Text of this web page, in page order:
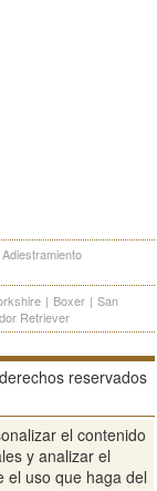
Adiestramiento
| Boxer | San
Retriever
reservados
Legal
Política de
| Condiciones de uso
el contenido
y analizar el
el uso que haga del